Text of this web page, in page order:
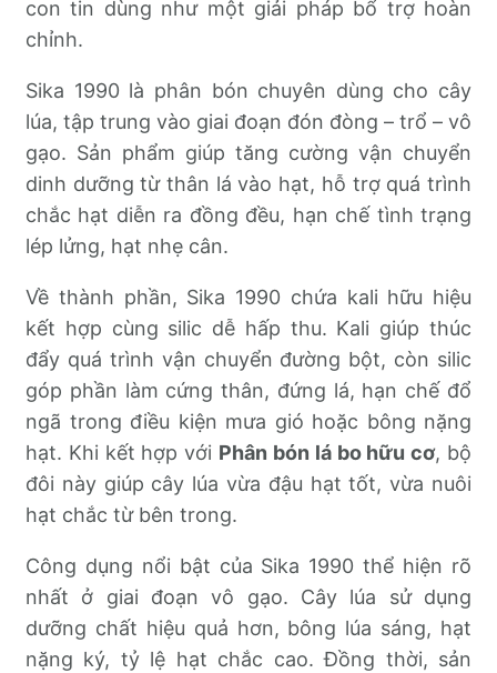
con tin dùng như một giải pháp bổ trợ hoàn
chỉnh.
Sika 1990 là phân bón chuyên dùng cho cây
lúa, tập trung vào giai đoạn đón đòng – trổ – vô
gạo. Sản phẩm giúp tăng cường vận chuyển
dinh dưỡng từ thân lá vào hạt, hỗ trợ quá trình
chắc hạt diễn ra đồng đều, hạn chế tình trạng
lép lửng, hạt nhẹ cân.
Về thành phần, Sika 1990 chứa kali hữu hiệu
kết hợp cùng silic dễ hấp thu. Kali giúp thúc
đẩy quá trình vận chuyển đường bột, còn silic
góp phần làm cứng thân, đứng lá, hạn chế đổ
ngã trong điều kiện mưa gió hoặc bông nặng
hạt. Khi kết hợp với Phân bón lá bo hữu cơ, bộ
đôi này giúp cây lúa vừa đậu hạt tốt, vừa nuôi
hạt chắc từ bên trong.
Công dụng nổi bật của Sika 1990 thể hiện rõ
nhất ở giai đoạn vô gạo. Cây lúa sử dụng
dưỡng chất hiệu quả hơn, bông lúa sáng, hạt
nặng ký, tỷ lệ hạt chắc cao. Đồng thời, sản